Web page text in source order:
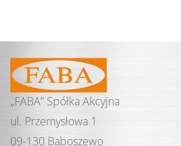
„FABA” Spółka Akcyjna
ul. Przemysłowa 1
09-130 Baboszewo